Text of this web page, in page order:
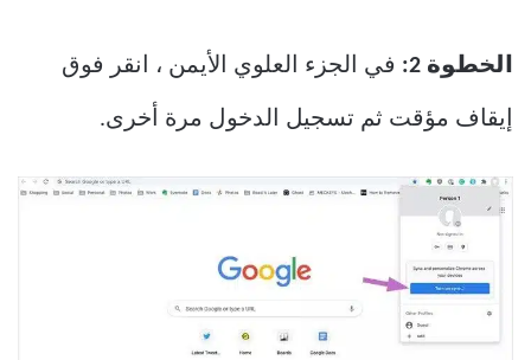
الخطوة 2: في الجزء العلوي الأيمن ، انقر فوق
إيقاف مؤقت ثم تسجيل الدخول مرة أخرى.